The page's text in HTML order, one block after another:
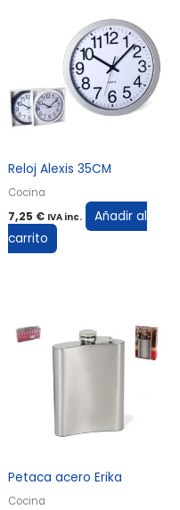
Reloj Alexis 35CM
Cocina
7,25 € IVA inc.
Añadir al
carrito
Petaca acero Erika
Cocina